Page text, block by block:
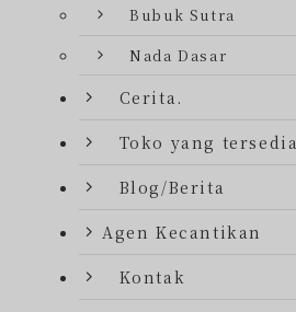
Bubuk Sutra
Nada Dasar
Cerita.
Toko yang tersedia
Blog/Berita
Agen Kecantikan
Kontak